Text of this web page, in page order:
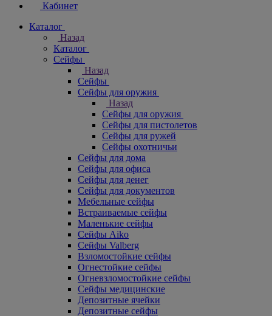
Кабинет
Каталог
Назад
Каталог
Cейфы
Назад
Cейфы
Cейфы для оружия
Назад
Cейфы для оружия
Сейфы для пистолетов
Сейфы для ружей
Сейфы охотничьи
Cейфы для дома
Cейфы для офиса
Сейфы для денег
Сейфы для документов
Мебельные сейфы
Встраиваемые сейфы
Маленькие сейфы
Сейфы Aiko
Сейфы Valberg
Взломостойкие сейфы
Огнестойкие сейфы
Огневзломостойкие сейфы
Сейфы медицинские
Депозитные ячейки
Депозитные сейфы